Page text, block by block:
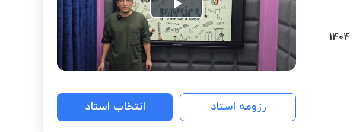
Play
Video
رزومه استاد انتخاب استاد